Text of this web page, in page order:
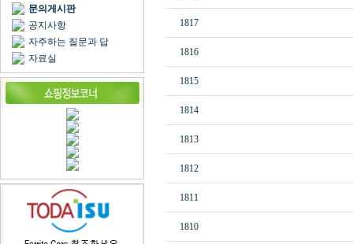
문의게시판
공지사항
자주하는 질문과 답
자료실
1817
1816
1815
1814
1813
1812
1811
1810